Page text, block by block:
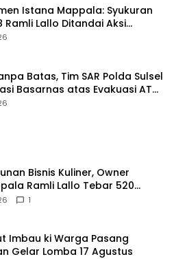
Istana Mappala: Syukuran
Ramli Lallo Ditandai Aksi
Ibadah
Batas, Tim SAR Polda Sulsel
Basarnas atas Evakuasi ATR
Bisnis Kuliner, Owner
Ramli Lallo Tebar 520
di Gowa
1
Imbau ki Warga Pasang
Gelar Lomba 17 Agustus